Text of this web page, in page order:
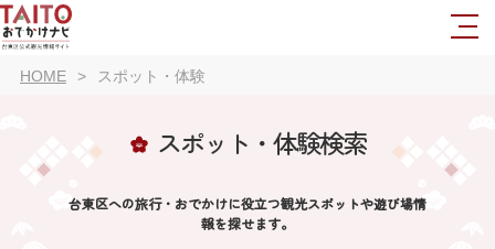
HOME スポット・体験
スポット・体験検索
台東区への旅行・おでかけに役立つ観光スポットや遊び場情
報を探せます。